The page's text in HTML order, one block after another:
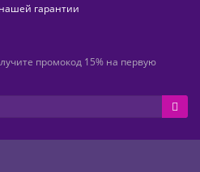
нашей гарантии
промокод 15% на первую